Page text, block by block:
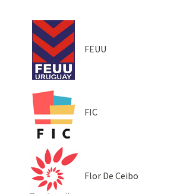
FEUU
FIC
Flor De Ceibo